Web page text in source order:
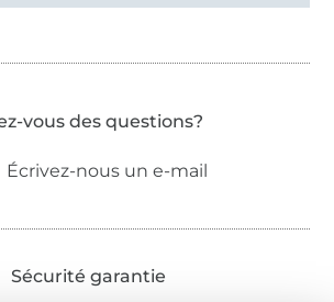
vous des questions?
Écrivez-nous un e-mail
Sécurité garantie